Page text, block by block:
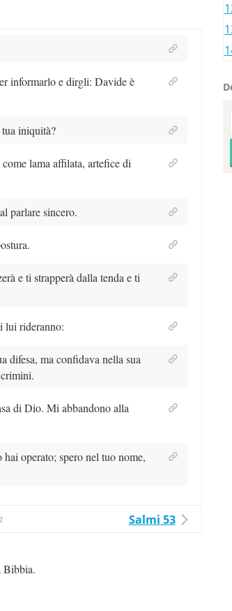
informarlo e dirgli: Davide è
iniquità?
lama affilata, artefice di
parlare sincero.
e ti strapperà dalla tenda e ti
lui rideranno:
difesa, ma confidava nella sua
di Dio. Mi abbandono alla
operato; spero nel tuo nome,
Salmi 53
Bibbia.